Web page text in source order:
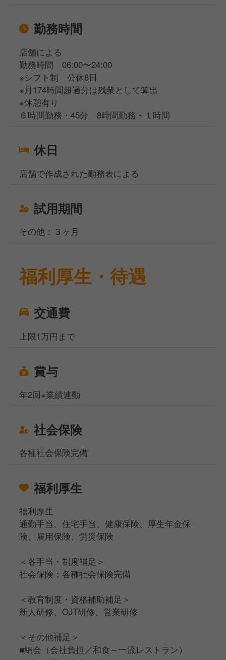
勤務時間
店舗による
勤務時間 06:00〜24:00
※シフト制 公休8日
※月174時間超過分は残業として算出
※休憩有り
６時間勤務・45分 8時間勤務・１時間
休日
店舗で作成された勤務表による
試用期間
その他：３ヶ月
福利厚生・待遇
交通費
上限1万円まで
賞与
年2回※業績連動
社会保険
各種社会保険完備
福利厚生
福利厚生
通勤手当、住宅手当、健康保険、厚生年金保
険、雇用保険、労災保険
＜各手当・制度補足＞
社会保険：各種社会保険完備
＜教育制度・資格補助補足＞
新人研修、OJT研修、営業研修
＜その他補足＞
■納会（会社負担／和食～一流レストラン）